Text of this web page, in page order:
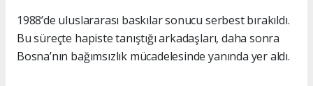
1988’de uluslararası baskılar sonucu serbest bırakıldı.
Bu süreçte hapiste tanıştığı arkadaşları, daha sonra
Bosna’nın bağımsızlık mücadelesinde yanında yer aldı.